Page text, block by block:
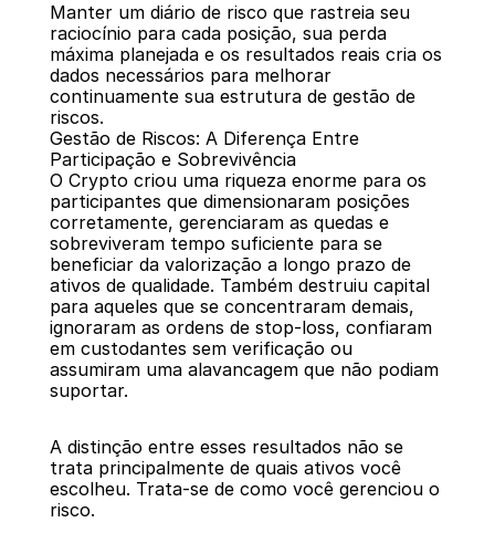
Manter um diário de risco que rastreia seu
raciocínio para cada posição, sua perda
máxima planejada e os resultados reais cria os
dados necessários para melhorar
continuamente sua estrutura de gestão de
riscos.
Gestão de Riscos: A Diferença Entre
Participação e Sobrevivência
O Crypto criou uma riqueza enorme para os
participantes que dimensionaram posições
corretamente, gerenciaram as quedas e
sobreviveram tempo suficiente para se
beneficiar da valorização a longo prazo de
ativos de qualidade. Também destruiu capital
para aqueles que se concentraram demais,
ignoraram as ordens de stop-loss, confiaram
em custodantes sem verificação ou
assumiram uma alavancagem que não podiam
suportar.
A distinção entre esses resultados não se
trata principalmente de quais ativos você
escolheu. Trata-se de como você gerenciou o
risco.